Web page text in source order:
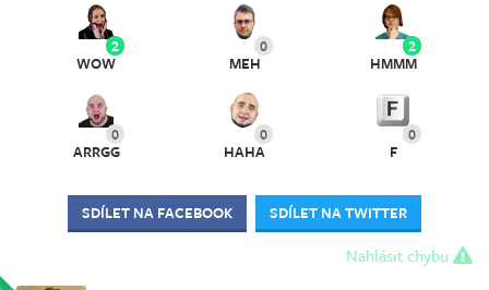
2
WOW
0
MEH
2
HMMM
0
ARRGG
0
HAHA
0
F
SDÍLET NA FACEBOOK SDÍLET NA TWITTER
Nahlásit chybu